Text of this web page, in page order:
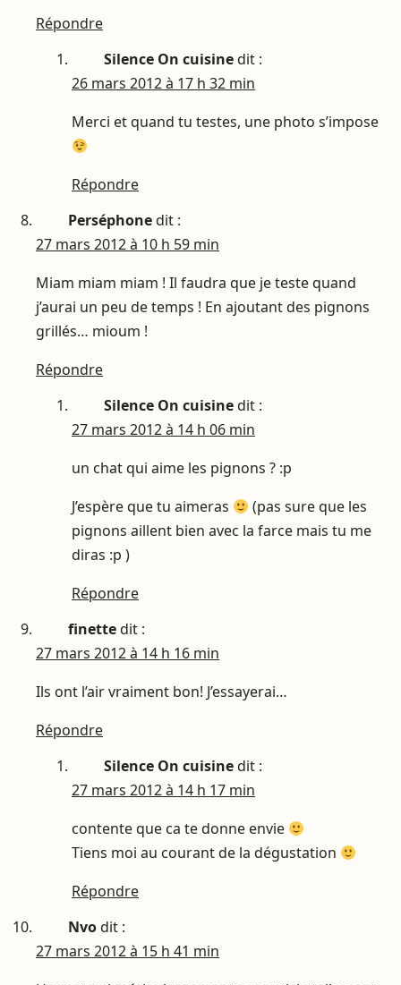
Répondre
Silence On cuisinedit :
26 mars 2012 à 17 h 32 min
Merci et quand tu testes, une photo s’impose
Répondre
Perséphonedit :
27 mars 2012 à 10 h 59 min
Miam miam miam ! Il faudra que je teste quand
j’aurai un peu de temps ! En ajoutant des pignons
grillés… mioum !
Répondre
Silence On cuisinedit :
27 mars 2012 à 14 h 06 min
un chat qui aime les pignons ? :p
J’espère que tu aimeras
(pas sure que les
pignons aillent bien avec la farce mais tu me
diras :p )
Répondre
finettedit :
27 mars 2012 à 14 h 16 min
Ils ont l’air vraiment bon! J’essayerai…
Répondre
Silence On cuisinedit :
27 mars 2012 à 14 h 17 min
contente que ca te donne envie
Tiens moi au courant de la dégustation
Répondre
Nvodit :
27 mars 2012 à 15 h 41 min